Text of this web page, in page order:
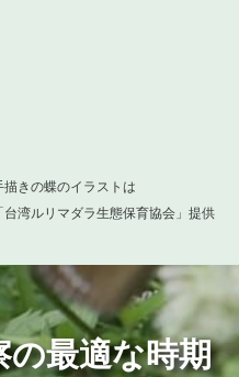
描きの蝶のイラストは
「台湾ルリマダラ生態保育協会」提供
最適な時期